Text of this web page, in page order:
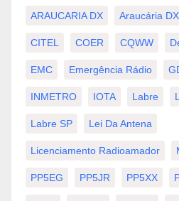
ARAUCARIA DX Araucária
CITEL COER CQWW
EMC Emergência Rádio
INMETRO IOTA Labre
Labre SP Lei Da Antena
Licenciamento Radioamador
PP5EG PP5JR PP5XX